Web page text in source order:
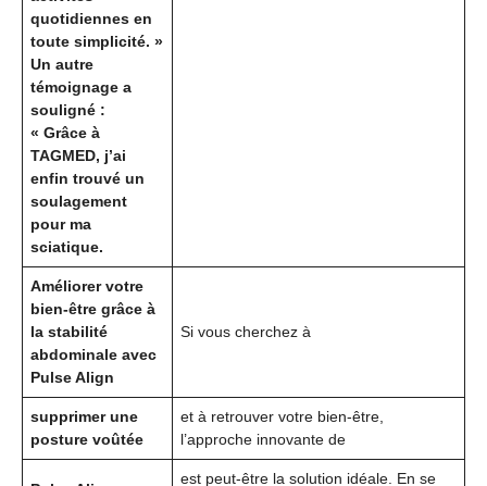
quotidiennes en
toute simplicité. »
Un autre
témoignage a
souligné :
« Grâce à
TAGMED, j’ai
enfin trouvé un
soulagement
pour ma
sciatique.
Améliorer votre
bien-être grâce à
la stabilité
abdominale avec
Pulse Align
Si vous cherchez à
supprimer une
posture voûtée
et à retrouver votre bien-être,
l’approche innovante de
est peut-être la solution idéale. En se